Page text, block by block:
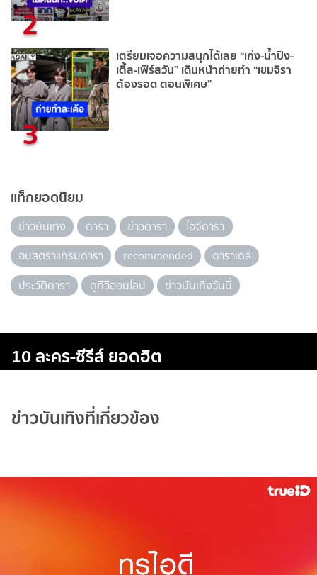
2
3
เตรียมเจอความสนุกได้เลย “เก่ง-น้ำปิง-
เติ้ล-เฟิร์สวัน” เดินหน้าถ่ายทำ “เขมจิรา
ต้องรอด ตอนพิเศษ”
แท็กยอดนิยม
ข่าวบันเทิง ดารา ข่าวดารา
ไอจีดารา
อินสตราแกรมดารา
recommended
ดาราเดลี่
ประวัติดารา
ดูทีวีออนไลน์ ข่าวบันเทิงวันนี้
10 ละคร-ซีรีส์ ยอดฮิต
ข่าวบันเทิงที่เกี่ยวข้อง